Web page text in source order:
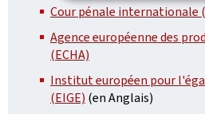
Cour pénale internationale
Agence européenne des
(ECHA)
Institut européen pour
(EIGE) (en Anglais)